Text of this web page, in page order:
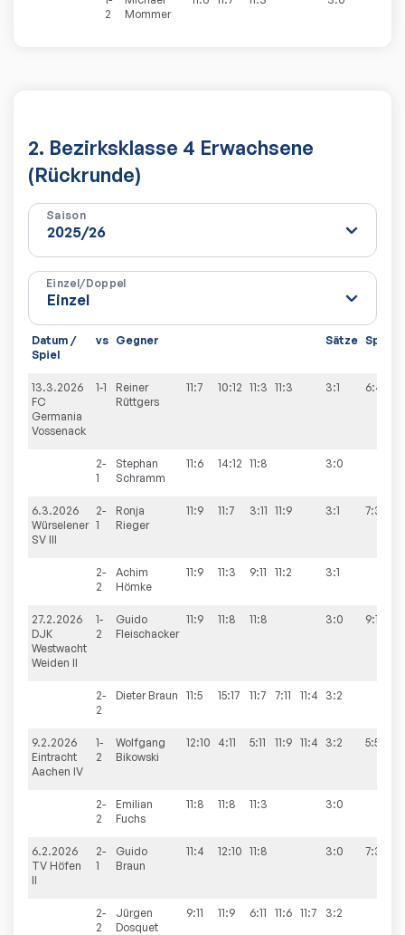
2
Mommer
2. Bezirksklasse 4 Erwachsene
(Rückrunde)
Saison
Einzel/Doppel
Datum /
Spiel
vs Gegner Sätze Spiele
13.3.2026
FC
Germania
Vossenack
1-1
Reiner
Rüttgers
11:7 10:12 11:3 11:3 3:1 6:4
2-
1
Stephan
Schramm
11:6 14:12 11:8 3:0
6.3.2026
Würselener
SV III
2-
1
Ronja
Rieger
11:9 11:7 3:11 11:9 3:1 7:3
2-
2
Achim
Hömke
11:9 11:3 9:11 11:2 3:1
27.2.2026
DJK
Westwacht
Weiden II
1-
2
Guido
Fleischacker
11:9 11:8 11:8 3:0 9:1
2-
2
Dieter Braun 11:5 15:17 11:7 7:11 11:4 3:2
9.2.2026
Eintracht
Aachen IV
1-
2
Wolfgang
Bikowski
12:10 4:11 5:11 11:9 11:4 3:2 5:5
2-
2
Emilian
Fuchs
11:8 11:8 11:3 3:0
6.2.2026
TV Höfen
II
2-
1
Guido
Braun
11:4 12:10 11:8 3:0 7:3
2-
2
Jürgen
Dosquet
9:11 11:9 6:11 11:6 11:7 3:2